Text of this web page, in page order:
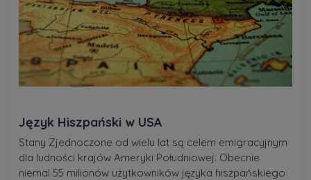
Język Hiszpański w USA
Stany Zjednoczone od wielu lat są celem emigracyjnym
dla ludności krajów Ameryki Południowej. Obecnie
niemal 55 milionów użytkowników języka hiszpańskiego